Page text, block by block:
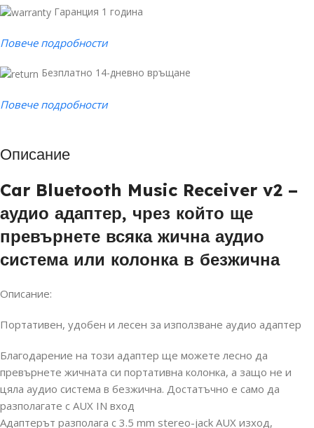
Гаранция 1 година
Повече подробности
Безплатно 14-дневно връщане
Повече подробности
Описание
Car Bluetooth Music Receiver v2 –
аудио адаптер, чрез който ще
превърнете всяка жична аудио
система или колонка в безжична
Описание:
Портативен, удобен и лесен за използване аудио адаптер
Благодарение на този адаптер ще можете лесно да
превърнете жичната си портативна колонка, а защо не и
цяла аудио система в безжична. Достатъчно е само да
разполагате с AUX IN вход
Адаптерът разполага с 3.5 mm stereo-jack AUX изход,